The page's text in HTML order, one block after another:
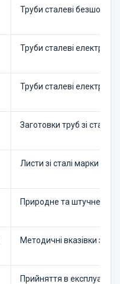
Труби сталеві безшовні
Труби сталеві
Труби сталеві
Заготовки труб зі сталі
Листи зі сталі марки
Природне та штучне
Методичні вказівки з
Прийняття в